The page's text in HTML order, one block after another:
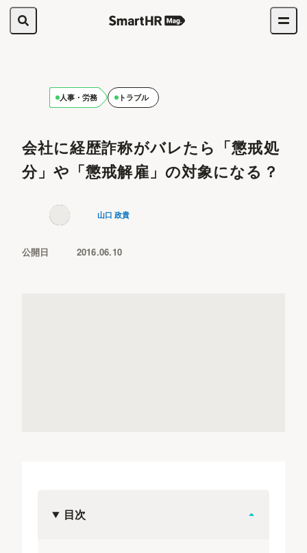
人事・労務 トラブル
会社に経歴詐称がバレたら「懲戒処
分」や「懲戒解雇」の対象になる？
山口 政貴
公開日 2016.06.10
目次